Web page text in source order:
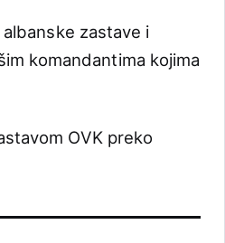
zastave i
komandantima kojima
OVK preko